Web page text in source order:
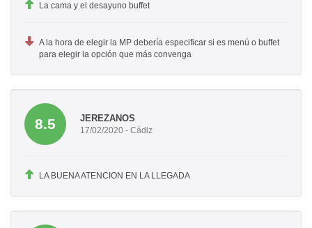
La cama y el desayuno buffet
A la hora de elegir la MP debería especificar si es menú o buffet
para elegir la opción que más convenga
8.5 JEREZANOS
17/02/2020 - Cádiz
LA BUENA ATENCION EN LA LLEGADA